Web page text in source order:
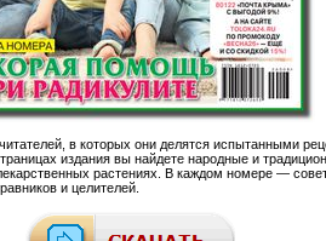
в которых они делятся испытанными
издания вы найдете народные и
растениях. В каждом номере —
и целителей.